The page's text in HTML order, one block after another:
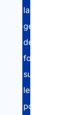
la
gestion
des
formalités
sur
le
portail